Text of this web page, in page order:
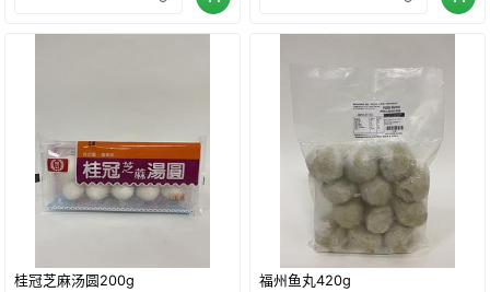
桂冠芝麻汤圆200g 福州鱼丸420g